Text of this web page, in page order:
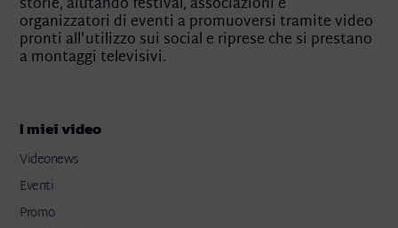
organizzatori di eventi a promuoversi tramite video
pronti all'utilizzo sui social e riprese che si prestano
a montaggi televisivi.
I miei video
Videonews
Eventi
Promo